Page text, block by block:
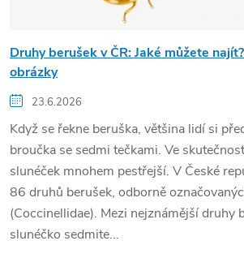
Druhy berušek v ČR: Jaké můžete
obrázky
23.6.2026
Když se řekne beruška, většina lidí si
broučka se sedmi tečkami. Ve
slunéček mnohem pestřejší. V České
86 druhů berušek, odborně
(Coccinellidae). Mezi nejznámější druhy
slunéčko sedmite...